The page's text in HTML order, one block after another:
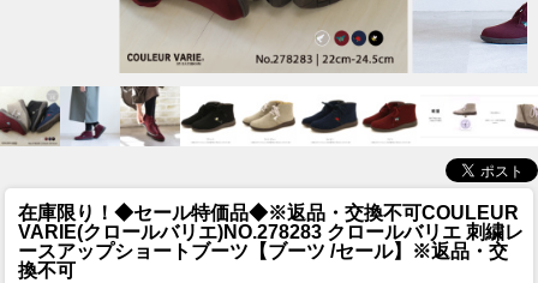
在庫限り！◆セール特価品◆※返品・交換不可COULEUR
VARIE(クロールバリエ)NO.278283 クロールバリエ 刺繍レ
ースアップショートブーツ【ブーツ /セール】※返品・交
換不可